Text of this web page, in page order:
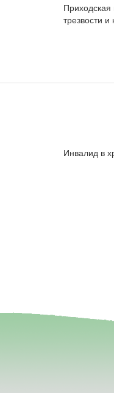
Приходская
трезвости
Инвалид в